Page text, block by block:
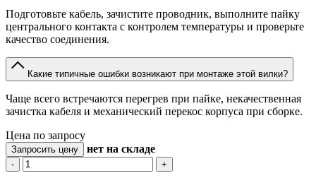
Подготовьте кабель, зачистите проводник, выполните пайку
центрального контакта с контролем температуры и проверьте
качество соединения.
Какие типичные ошибки возникают при монтаже этой вилки?
Чаще всего встречаются перегрев при пайке, некачественная
зачистка кабеля и механический перекос корпуса при сборке.
Цена по запросу
Запросить цену нет на складе
- +